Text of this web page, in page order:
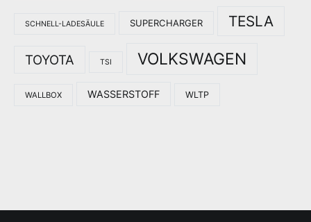
SCHNELL-LADESÄULE SUPERCHARGER TESLA
TOYOTA TSI VOLKSWAGEN
WALLBOX WASSERSTOFF WLTP